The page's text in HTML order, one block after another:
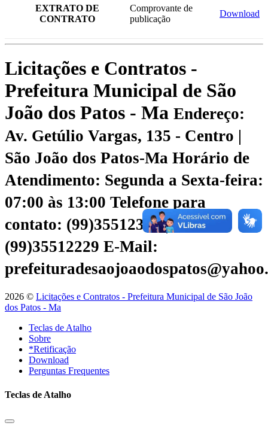
EXTRATO DE
CONTRATO
Comprovante de
publicação
Download
Licitações e Contratos -
Prefeitura Municipal de São
João dos Patos - Ma Endereço:
Av. Getúlio Vargas, 135 - Centro |
São João dos Patos-Ma Horário de
Atendimento: Segunda a Sexta-feira:
07:00 às 13:00 Telefone para
contato: (99)35512328 |
(99)35512229 E-Mail:
2026 © Licitações e Contratos - Prefeitura Municipal de São João
dos Patos - Ma
Teclas de Atalho
Sobre
*Retificação
Download
Perguntas Frequentes
Teclas de Atalho